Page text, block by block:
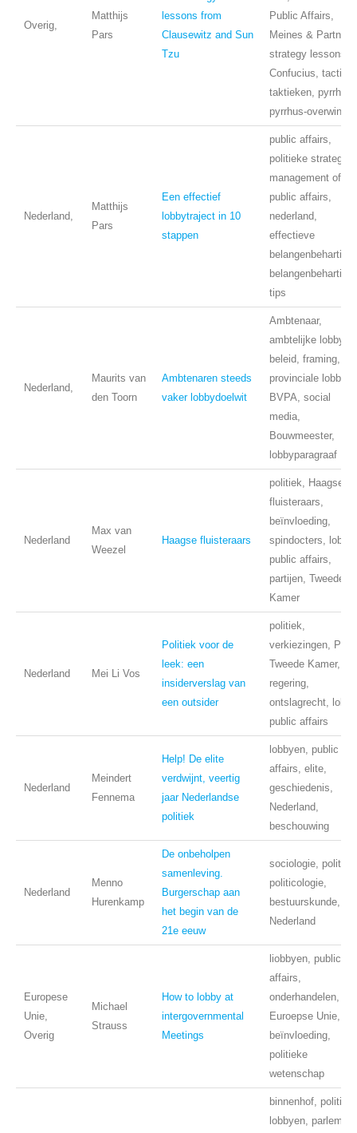
Overig,
Matthijs
Pars
lessons from
Clausewitz and Sun
Tzu
Public Affairs,
Meines &
strategy lessons,
Confucius, tactics,
taktieken, pyrrhus,
pyrrhus-
Nederland,
Matthijs
Pars
Een effectief
lobbytraject in 10
stappen
public affairs,
politieke strategie,
management of
public affairs,
nederland,
effectieve
tips
Nederland,
Maurits van
den Toorn
Ambtenaren steeds
vaker lobbydoelwit
Ambtenaar,
ambtelijke lobby,
beleid, framing,
provinciale lobby,
BVPA, social
media,
Bouwmeester,
lobbyparagraaf
Nederland
Max van
Weezel
Haagse fluisteraars
politiek, Haagse
fluisteraars,
beïnvloeding,
spindocters, lobby,
public affairs,
partijen, Tweede
Kamer
Nederland Mei Li Vos
Politiek voor de
leek: een
insiderverslag van
een outsider
politiek,
verkiezingen,
Tweede Kamer,
regering,
ontslagrecht,
public affairs
Nederland
Meindert
Fennema
Help! De elite
verdwijnt, veertig
jaar Nederlandse
politiek
lobbyen, public
affairs, elite,
geschiedenis,
Nederland,
beschouwing
Nederland
Menno
Hurenkamp
De onbeholpen
samenleving.
Burgerschap aan
het begin van de
21e eeuw
sociologie, politiek,
politicologie,
bestuurskunde,
Nederland
Europese
Unie,
Overig
Michael
Strauss
How to lobby at
intergovernmental
Meetings
liobbyen, public
affairs,
onderhandelen,
Euroepse Unie,
beïnvloeding,
politieke
wetenschap
binnenhof, politiek,
lobbyen,